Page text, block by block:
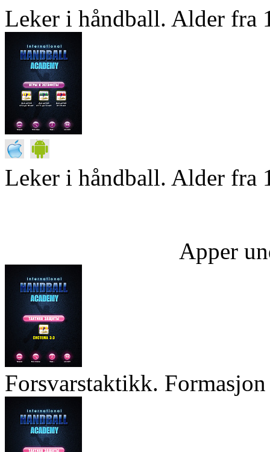
Leker i håndball. Alder fra
Leker i håndball. Alder fra
Apper
Forsvarstaktikk.